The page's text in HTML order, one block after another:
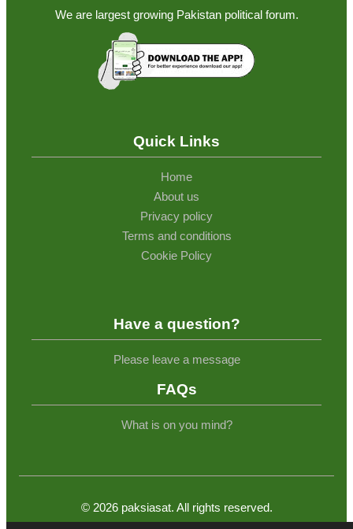
We are largest growing Pakistan political forum.
Quick Links
Home
About us
Privacy policy
Terms and conditions
Cookie Policy
Have a question?
Please leave a message
FAQs
What is on you mind?
© 2026paksiasat. All rights reserved.